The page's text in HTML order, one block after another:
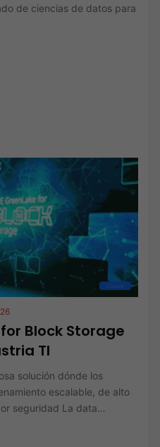
de ciencias de datos para
Cloud
for Block Storage
TI
solución dónde los
escalable, de alto
seguridad La data…